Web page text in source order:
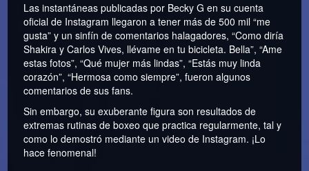
Las instantáneas publicadas por Becky G en su cuenta
oficial de Instagram llegaron a tener más de 500 mil “me
gusta” y un sinfín de comentarios halagadores, “Como diría
Shakira y Carlos Vives, llévame en tu bicicleta. Bella”, “Ame
estas fotos”, “Qué mujer más lindas”, “Estás muy linda
corazón”, “Hermosa como siempre”, fueron algunos
comentarios de sus fans.
Sin embargo, su exuberante figura son resultados de
extremas rutinas de boxeo que practica regularmente, tal y
como lo demostró mediante un video de Instagram. ¡Lo
hace fenomenal!